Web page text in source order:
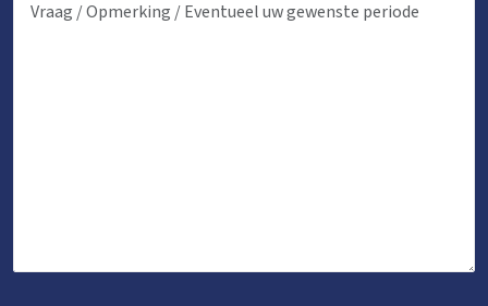
Whirlpool/Hottub